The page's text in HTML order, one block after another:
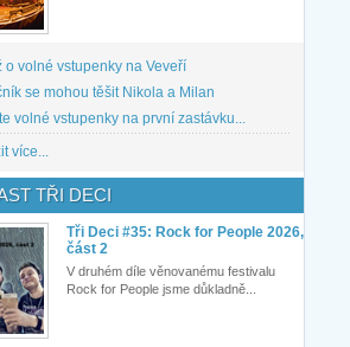
o volné vstupenky na Veveří
se mohou těšit Nikola a Milan
volné vstupenky na první zastávku...
více...
TŘI DECI
Tři Deci #35: Rock for People 2026,
část 2
V druhém díle věnovanému festivalu
Rock for People jsme důkladně...